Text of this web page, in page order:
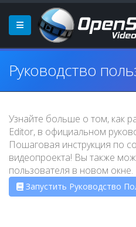
Руководство
Узнайте больше о том, как
Editor, в официальном
Пошаговая инструкция по
видеопроекта! Вы также
пользователя в новом окне.
Запустить Руководство